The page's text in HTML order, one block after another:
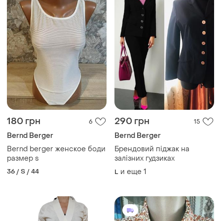
180 грн 6
Bernd Berger
Bernd berger женское боди
размер s
36 / S / 44
290 грн 15
Bernd Berger
Брендовий піджак на
залізних гудзиках
L и еще 1